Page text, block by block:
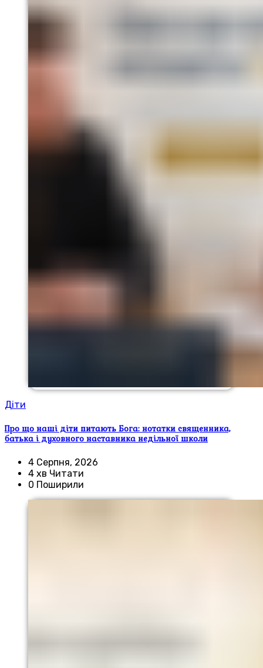
Діти
Про що наші діти питають Бога: нотатки священника,
батька і духовного наставника недільної школи
4 Серпня, 2026
4 хв Читати
0 Поширили